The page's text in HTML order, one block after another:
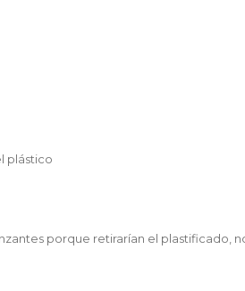
plástico
porque retirarían el plastificado,